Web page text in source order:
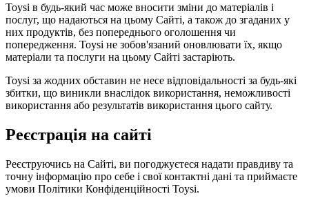
Toysi в будь-який час може вносити зміни до матеріалів і
послуг, що надаються на цьому Сайті, а також до згаданих у
них продуктів, без попереднього оголошення чи
попередження. Toysi не зобов'язаний оновлювати їх, якщо
матеріали та послуги на цьому Сайті застаріють.
Toysi за жодних обставин не несе відповідальності за будь-які
збитки, що виникли внаслідок використання, неможливості
використання або результатів використання цього сайту.
Реєстрація на сайті
Реєструючись на Сайті, ви погоджуєтеся надати правдиву та
точну інформацію про себе і свої контактні дані та приймаєте
умови Політики Конфіденційності Toysi.